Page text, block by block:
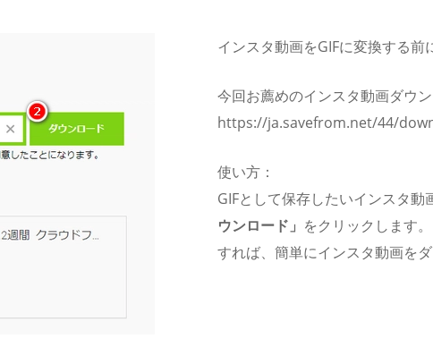
インスタ動画をGIFに変換する前
今回お薦めのインスタ動画ダウ
https://ja.savefrom.net/44/
使い方：
GIFとして保存したいインスタ動
ウンロード」 をクリックします。
すれば、簡単にインスタ動画をダ